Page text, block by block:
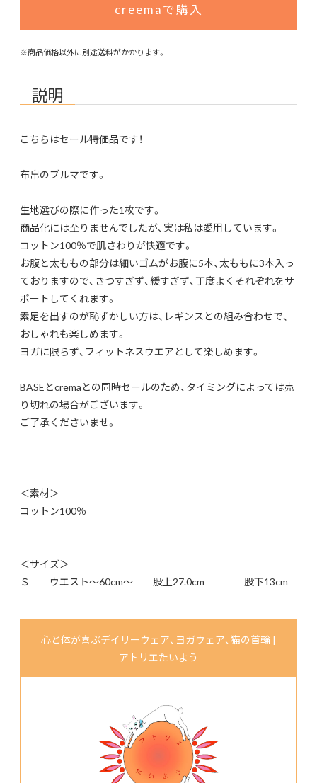
creemaで購入
※商品価格以外に別途送料がかかります。
説明
こちらはセール特価品です！
布帛のブルマです。
生地選びの際に作った1枚です。
商品化には至りませんでしたが、実は私は愛用しています。
コットン100％で肌さわりが快適です。
お腹と太ももの部分は細いゴムがお腹に5本、太ももに3本入っ
ておりますので、きつすぎず、緩すぎず、丁度よくそれぞれをサ
ポートしてくれます。
素足を出すのが恥ずかしい方は、レギンスとの組み合わせで、
おしゃれも楽しめます。
ヨガに限らず、フィットネスウエアとして楽しめます。
BASEとcremaとの同時セールのため、タイミングによっては売
り切れの場合がございます。
ご了承くださいませ。
＜素材＞
コットン100％
＜サイズ＞
Ｓ ウエスト～60cm～ 股上27.0cm 股下13cm
心と体が喜ぶデイリーウェア、ヨガウェア、猫の首輪 |
アトリエたいよう